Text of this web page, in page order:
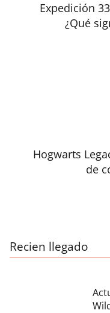
Expedición
¿Qué
Hogwarts
de
Recien llegado